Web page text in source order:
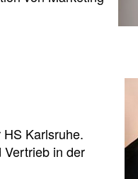
Karlsruhe.
Vertrieb in der